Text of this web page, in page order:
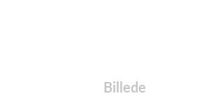
Billede